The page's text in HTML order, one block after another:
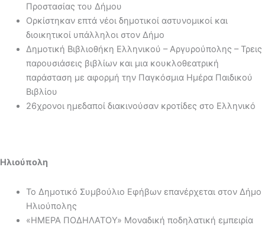
Προστασίας του Δήμου
Ορκίστηκαν επτά νέοι δημοτικοί αστυνομικοί και
διοικητικοί υπάλληλοι στον Δήμο
Δημοτική Βιβλιοθήκη Ελληνικού – Αργυρούπολης – Τρεις
παρουσιάσεις βιβλίων και μια κουκλοθεατρική
παράσταση με αφορμή την Παγκόσμια Ημέρα Παιδικού
Βιβλίου
26χρονοι ημεδαποί διακινούσαν κροτίδες στο Ελληνικό
Ηλιούπολη
Το Δημοτικό Συμβούλιο Εφήβων επανέρχεται στον Δήμο
Ηλιούπολης
«ΗΜΕΡΑ ΠΟΔΗΛΑΤΟΥ» Μοναδική ποδηλατική εμπειρία